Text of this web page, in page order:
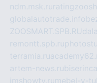
ndm.msk.ru
globalautotrade.info
ZOOSMART.SPB.RU
remontt.spb.ru
terramia.ru
artem-news.ru
imshowtv.ru mebel-v-